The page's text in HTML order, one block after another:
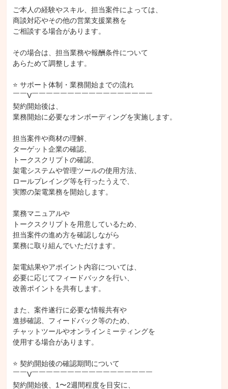
ご本人の経験やスキル、担当案件によっては、
商談対応やその他の営業支援業務を
ご相談する場合があります。
その場合は、担当業務や報酬条件について
あらためて調整します。
⭐ サポート体制・業務開始までの流れ
￣￣V￣￣￣￣￣￣￣￣￣￣￣￣￣￣￣￣￣
契約開始後は、
業務開始に必要なオンボーディングを実施します。
担当案件や商材の理解、
ターゲット企業の確認、
トークスクリプトの確認、
架電システムや管理ツールの使用方法、
ロールプレイング等を行ったうえで、
実際の架電業務を開始します。
業務マニュアルや
トークスクリプトを用意しているため、
担当案件の進め方を確認しながら
業務に取り組んでいただけます。
架電結果やアポイント内容については、
必要に応じてフィードバックを行い、
改善ポイントを共有します。
また、案件遂行に必要な情報共有や
進捗確認、フィードバック等のため、
チャットツールやオンラインミーティングを
使用する場合があります。
⭐ 契約開始後の確認期間について
￣￣V￣￣￣￣￣￣￣￣￣￣￣￣￣￣￣￣￣
契約開始後、1〜2週間程度を目安に、